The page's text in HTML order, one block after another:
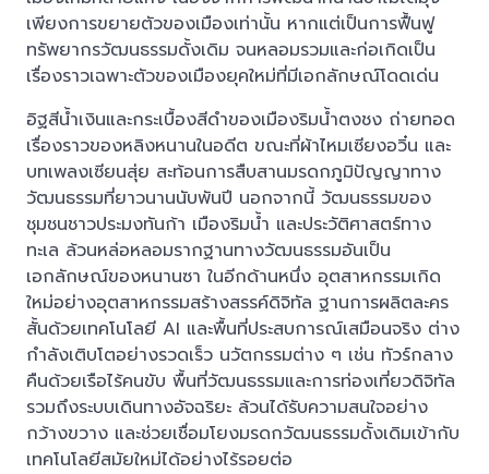
เพียงการขยายตัวของเมืองเท่านั้น หากแต่เป็นการฟื้นฟู
ทรัพยากรวัฒนธรรมดั้งเดิม จนหลอมรวมและก่อเกิดเป็น
เรื่องราวเฉพาะตัวของเมืองยุคใหม่ที่มีเอกลักษณ์โดดเด่น
อิฐสีน้ำเงินและกระเบื้องสีดำของเมืองริมน้ำตงชง ถ่ายทอด
เรื่องราวของหลิงหนานในอดีต ขณะที่ผ้าไหมเซียงอวิ๋น และ
บทเพลงเซียนสุ่ย สะท้อนการสืบสานมรดกภูมิปัญญาทาง
วัฒนธรรมที่ยาวนานนับพันปี นอกจากนี้ วัฒนธรรมของ
ชุมชนชาวประมงทันก้า เมืองริมน้ำ และประวัติศาสตร์ทาง
ทะเล ล้วนหล่อหลอมรากฐานทางวัฒนธรรมอันเป็น
เอกลักษณ์ของหนานซา ในอีกด้านหนึ่ง อุตสาหกรรมเกิด
ใหม่อย่างอุตสาหกรรมสร้างสรรค์ดิจิทัล ฐานการผลิตละคร
สั้นด้วยเทคโนโลยี AI และพื้นที่ประสบการณ์เสมือนจริง ต่าง
กำลังเติบโตอย่างรวดเร็ว นวัตกรรมต่าง ๆ เช่น ทัวร์กลาง
คืนด้วยเรือไร้คนขับ พื้นที่วัฒนธรรมและการท่องเที่ยวดิจิทัล
รวมถึงระบบเดินทางอัจฉริยะ ล้วนได้รับความสนใจอย่าง
กว้างขวาง และช่วยเชื่อมโยงมรดกวัฒนธรรมดั้งเดิมเข้ากับ
เทคโนโลยีสมัยใหม่ได้อย่างไร้รอยต่อ